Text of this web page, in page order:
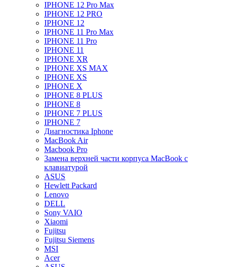
IPHONE 12 Pro Max
IPHONE 12 PRO
IPHONE 12
IPHONE 11 Pro Max
IPHONE 11 Pro
IPHONE 11
IPHONE XR
IPHONE XS MAX
IPHONE XS
IPHONE X
IPHONE 8 PLUS
IPHONE 8
IPHONE 7 PLUS
IPHONE 7
Диагностика Iphone
MacBook Air
Macbook Pro
Замена верхней части корпуса MacBook с
клавиатурой
ASUS
Hewlett Packard
Lenovo
DELL
Sony VAIO
Xiaomi
Fujitsu
Fujitsu Siemens
MSI
Acer